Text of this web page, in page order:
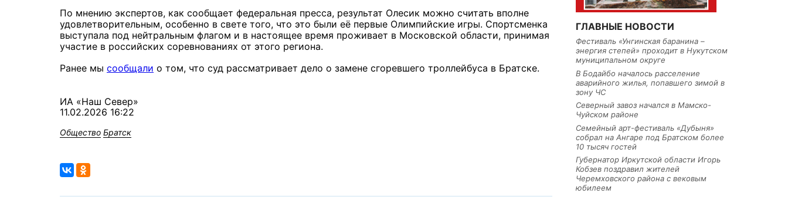
По мнению экспертов, как сообщает федеральная пресса, результат Олесик можно считать вполне
удовлетворительным, особенно в свете того, что это были её первые Олимпийские игры. Спортсменка
выступала под нейтральным флагом и в настоящее время проживает в Московской области, принимая
участие в российских соревнованиях от этого региона.
Ранее мы сообщали о том, что суд рассматривает дело о замене сгоревшего троллейбуса в Братске.
ИА «Наш Север»
11.02.2026 16:22
Общество Братск
ГЛАВНЫЕ НОВОСТИ
Фестиваль «Унгинская баранина –
энергия степей» проходит в Нукутском
муниципальном округе
В Бодайбо началось расселение
аварийного жилья, попавшего зимой в
зону ЧС
Северный завоз начался в Мамско-
Чуйском районе
Семейный арт-фестиваль «Дубыня»
собрал на Ангаре под Братском более
10 тысяч гостей
Губернатор Иркутской области Игорь
Кобзев поздравил жителей
Черемховского района с вековым
юбилеем